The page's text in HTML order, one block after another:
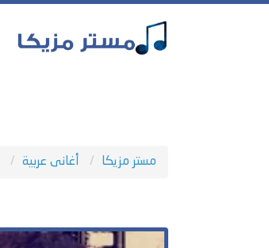
مستر مزيكا أغانى عربية